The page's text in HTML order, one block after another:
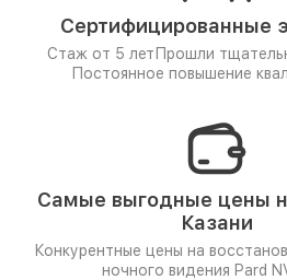
Сертифицированные
Стаж от 5 лет Прошли
Постоянное повышение
Самые выгодные цены
Казани
Конкурентные цены на
ночного видения Pard